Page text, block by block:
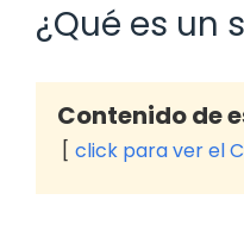
¿Qué es un
Contenido de
click para ver el